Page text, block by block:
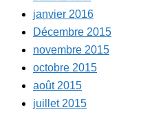
janvier 2016
Décembre 2015
novembre 2015
octobre 2015
août 2015
juillet 2015